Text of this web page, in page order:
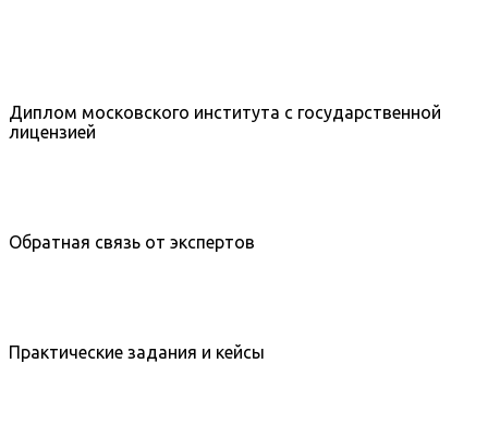
Диплом московского института с государственной
лицензией
Обратная связь от экспертов
Практические задания и кейсы